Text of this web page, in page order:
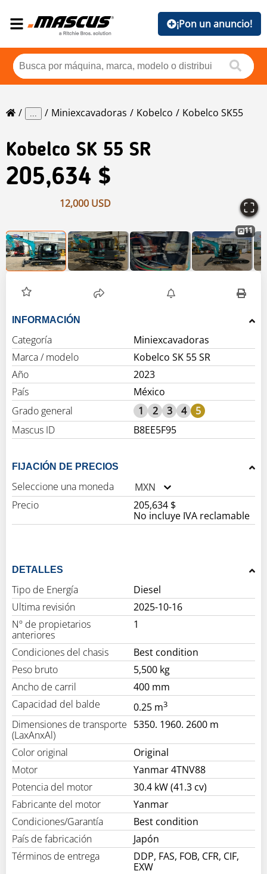
¡Pon un anuncio!
... Miniexcavadoras Kobelco Kobelco SK55
Kobelco SK 55 SR
205,634 $
12,000 USD
11
INFORMACIÓN
Categoría
Miniexcavadoras
Marca / modelo
Kobelco SK 55 SR
Año
2023
País
México
Grado general
1 2 3 4
5
Mascus ID
B8EE5F95
FIJACIÓN DE PRECIOS
Seleccione una moneda
MXN
Precio
205,634 $
No incluye IVA reclamable
DETALLES
Tipo de Energía
Diesel
Ultima revisión
2025-10-16
Nº de propietarios
anteriores
1
Condiciones del chasis
Best condition
Peso bruto
5,500 kg
Ancho de carril
400 mm
Capacidad del balde
0.25 m3
Dimensiones de transporte
(LaxAnxAl)
5350. 1960. 2600 m
Color original
Original
Motor
Yanmar 4TNV88
Potencia del motor
30.4 kW (41.3 cv)
Fabricante del motor
Yanmar
Condiciones/Garantía
Best condition
País de fabricación
Japón
Términos de entrega
DDP, FAS, FOB, CFR, CIF,
EXW